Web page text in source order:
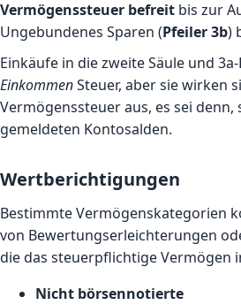
Vermögenssteuer befreit bis zur
Ungebundenes Sparen (Pfeiler 3b)
Einkäufe in die zweite Säule und
EinkommenSteuer, aber sie wirken
Vermögenssteuer aus, es sei denn,
gemeldeten Kontosalden.
Wertberichtigungen
Bestimmte Vermögenskategorien
von Bewertungserleichterungen
die das steuerpflichtige Vermögen
Nicht börsennotierte